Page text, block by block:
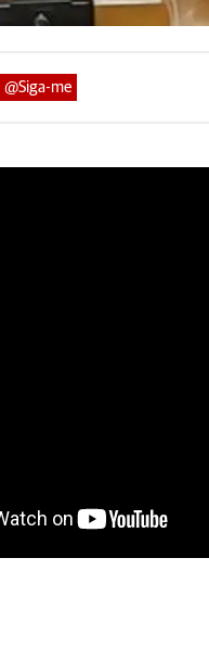
@Siga-me